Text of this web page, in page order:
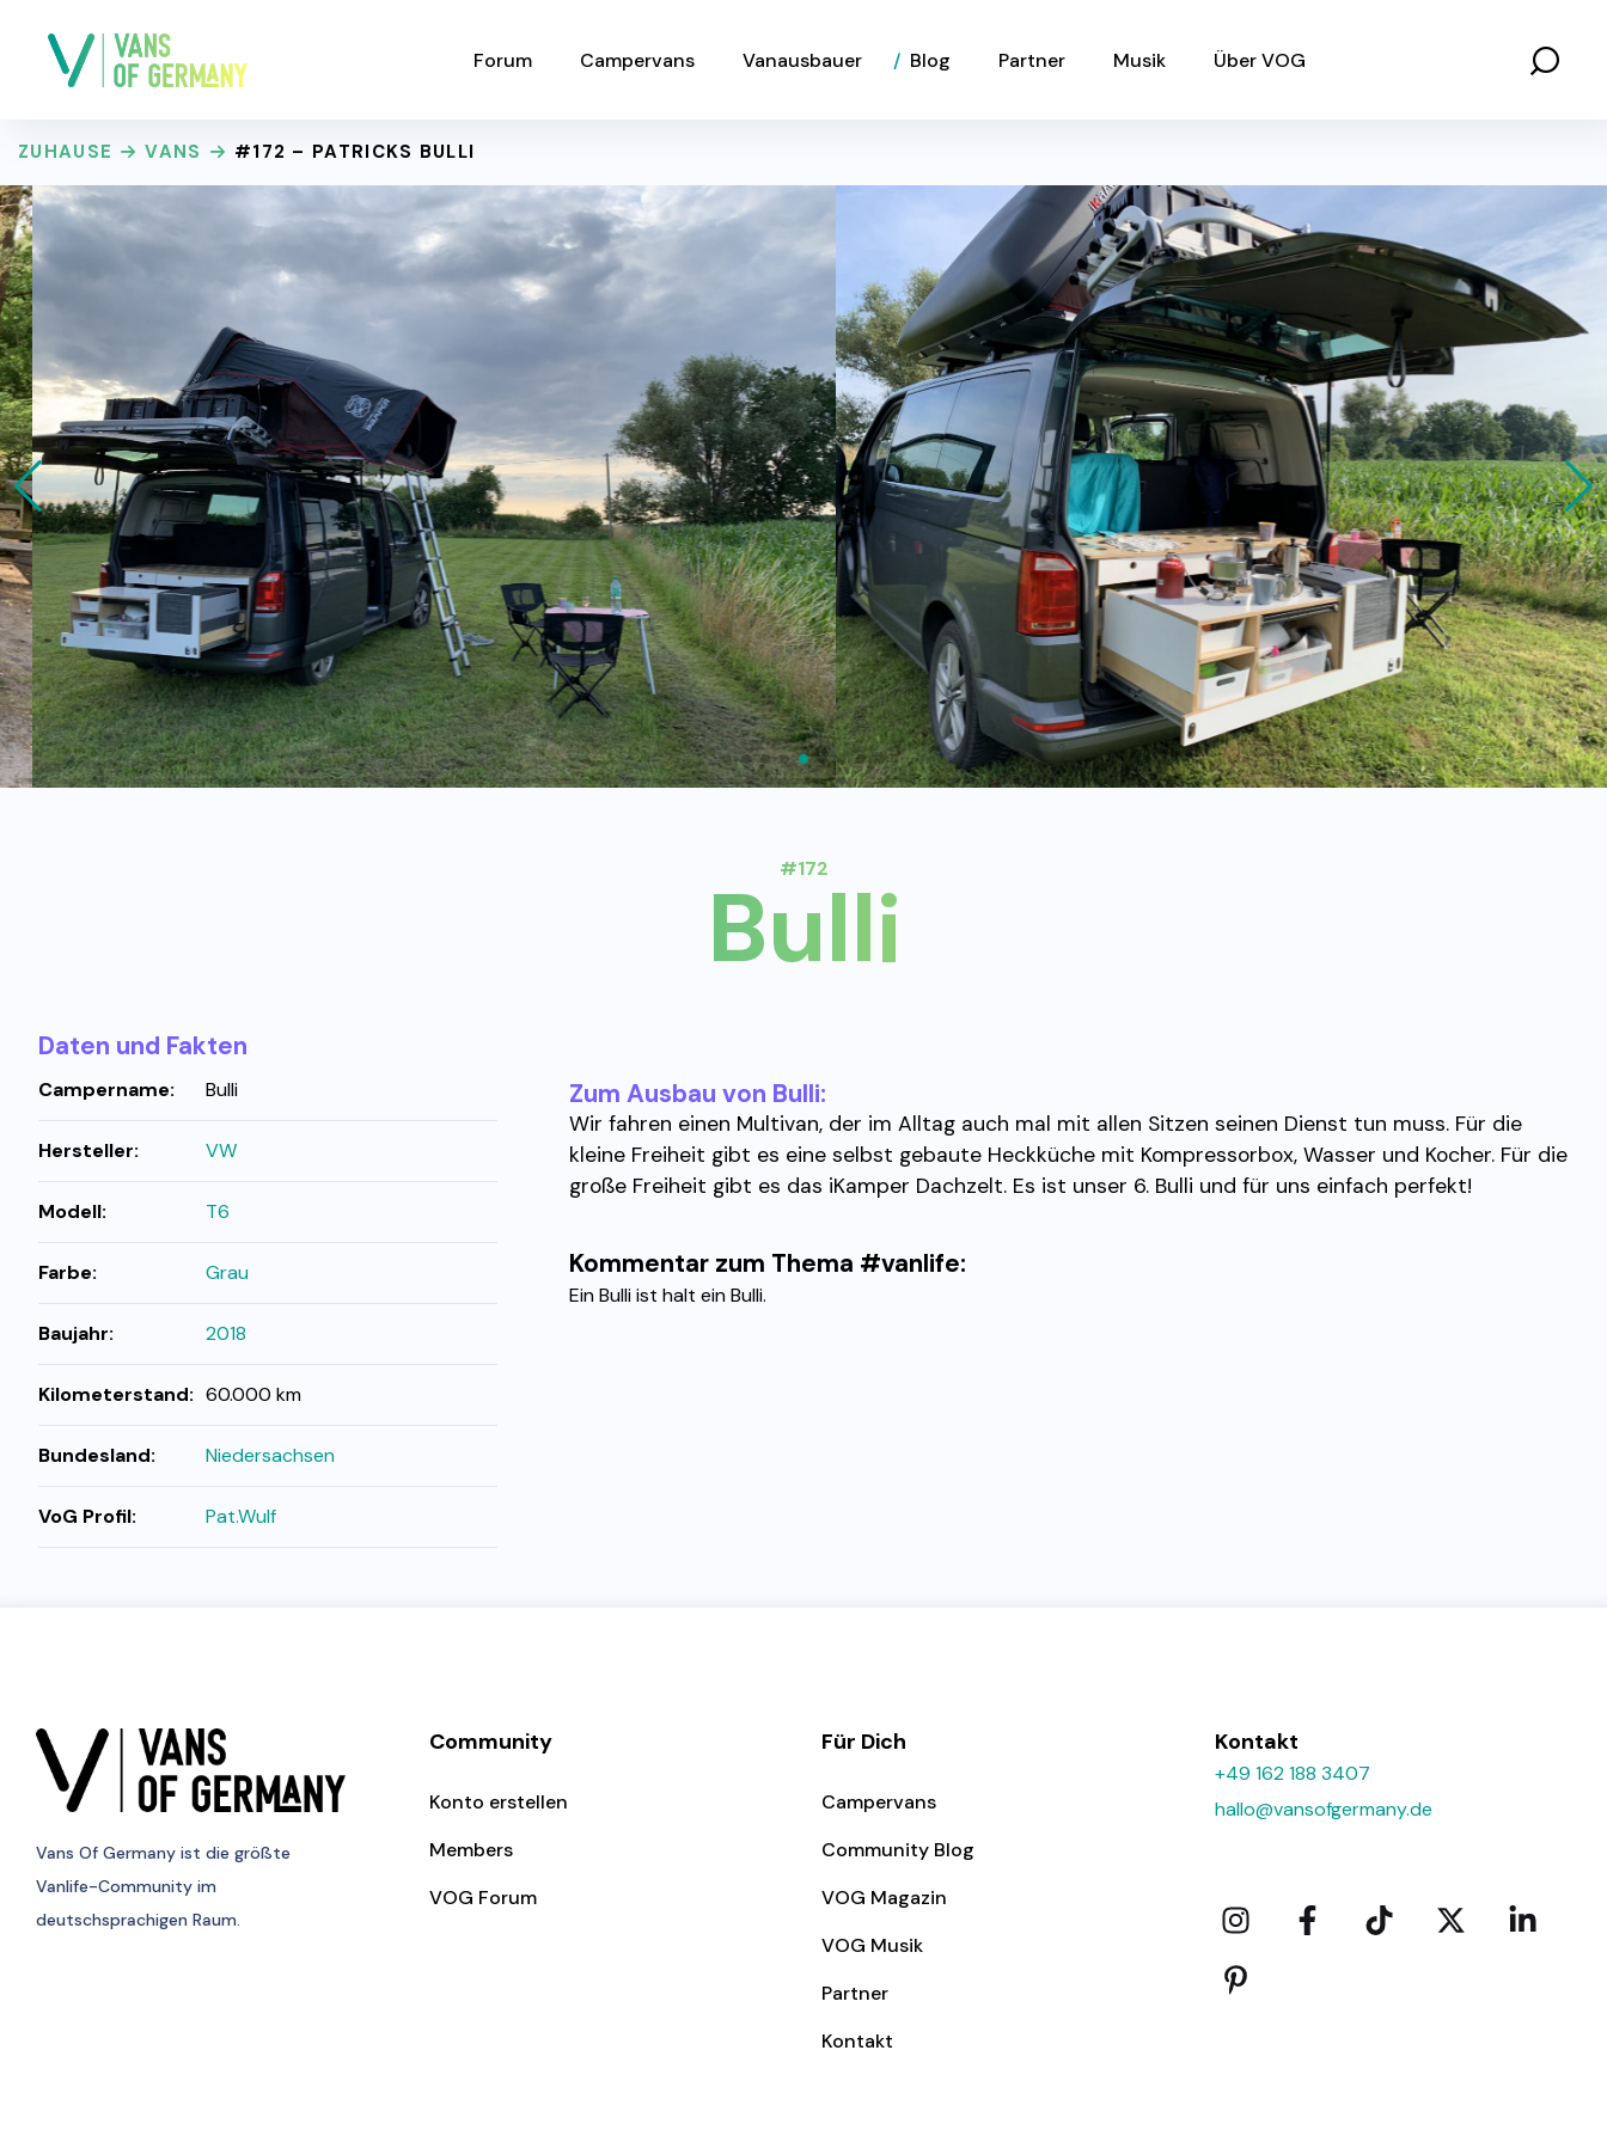
Forum Campervans Vanausbauer Blog Partner Musik Über VOG
ZUHAUSE VANS #172 – PATRICKS BULLI
#172
Bulli
Zum Ausbau von Bulli:
Wir fahren einen Multivan, der im Alltag auch mal mit allen Sitzen seinen Dienst tun muss. Für die
kleine Freiheit gibt es eine selbst gebaute Heckküche mit Kompressorbox, Wasser und Kocher. Für die
große Freiheit gibt es das iKamper Dachzelt. Es ist unser 6. Bulli und für uns einfach perfekt!
Kommentar zum Thema #vanlife:
Ein Bulli ist halt ein Bulli.
Daten und Fakten
Campername: Bulli
Hersteller: VW
Modell: T6
Farbe: Grau
Baujahr: 2018
Kilometerstand: 60.000 km
Bundesland: Niedersachsen
VoG Profil: Pat.Wulf
Vans Of Germany ist die größte
Vanlife-Community im
deutschsprachigen Raum.
Community
Konto erstellen
Members
VOG Forum
Für Dich
Campervans
Community Blog
VOG Magazin
VOG Musik
Partner
Kontakt
Kontakt
+49 162 188 3407
hallo@vansofgermany.de